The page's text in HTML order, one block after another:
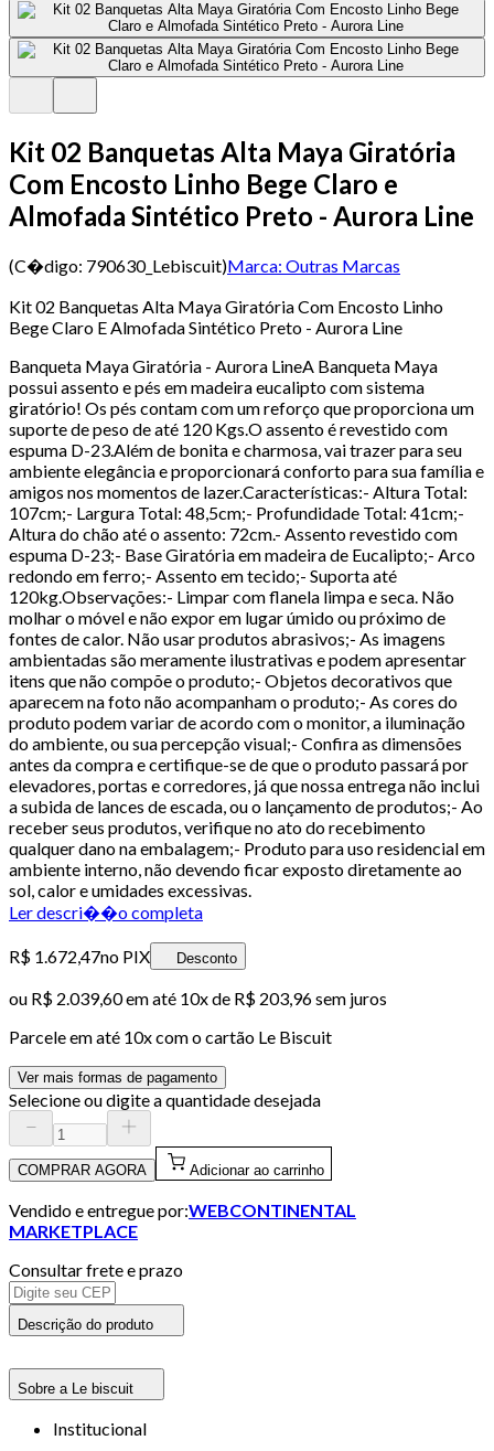
Kit 02 Banquetas Alta Maya Giratória
Com Encosto Linho Bege Claro e
Almofada Sintético Preto - Aurora Line
(C�digo: 790630_Lebiscuit)Marca: Outras Marcas
Kit 02 Banquetas Alta Maya Giratória Com Encosto Linho
Bege Claro E Almofada Sintético Preto - Aurora Line
Banqueta Maya Giratória - Aurora LineA Banqueta Maya
possui assento e pés em madeira eucalipto com sistema
giratório! Os pés contam com um reforço que proporciona um
suporte de peso de até 120 Kgs.O assento é revestido com
espuma D-23.Além de bonita e charmosa, vai trazer para seu
ambiente elegância e proporcionará conforto para sua família e
amigos nos momentos de lazer.Características:- Altura Total:
107cm;- Largura Total: 48,5cm;- Profundidade Total: 41cm;-
Altura do chão até o assento: 72cm.- Assento revestido com
espuma D-23;- Base Giratória em madeira de Eucalipto;- Arco
redondo em ferro;- Assento em tecido;- Suporta até
120kg.Observações:- Limpar com flanela limpa e seca. Não
molhar o móvel e não expor em lugar úmido ou próximo de
fontes de calor. Não usar produtos abrasivos;- As imagens
ambientadas são meramente ilustrativas e podem apresentar
itens que não compõe o produto;- Objetos decorativos que
aparecem na foto não acompanham o produto;- As cores do
produto podem variar de acordo com o monitor, a iluminação
do ambiente, ou sua percepção visual;- Confira as dimensões
antes da compra e certifique-se de que o produto passará por
elevadores, portas e corredores, já que nossa entrega não inclui
a subida de lances de escada, ou o lançamento de produtos;- Ao
receber seus produtos, verifique no ato do recebimento
qualquer dano na embalagem;- Produto para uso residencial em
ambiente interno, não devendo ficar exposto diretamente ao
sol, calor e umidades excessivas.
Ler descri��o completa
R$ 1.672,47no PIX Desconto
ou R$ 2.039,60em até 10x de R$ 203,96 sem juros
Parcele em até 10x com o cartão Le Biscuit
Ver mais formas de pagamento
Selecione ou digite a quantidade desejada
COMPRAR AGORA Adicionar ao carrinho
Vendido e entregue por:WEBCONTINENTAL
MARKETPLACE
Consultar frete e prazo
Descrição do produto
Sobre a Le biscuit
Institucional